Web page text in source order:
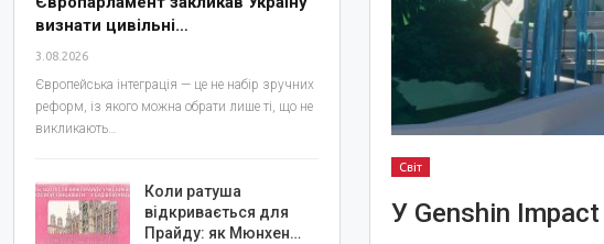
Світ
У Genshin
визнати цивільні…
3.08.2026
Європейська інтеграція — це не набір зручних
реформ, із якого можна обрати лише ті, що не
викликають…
Коли ратуша
відкривається для
Прайду: як Мюнхен…